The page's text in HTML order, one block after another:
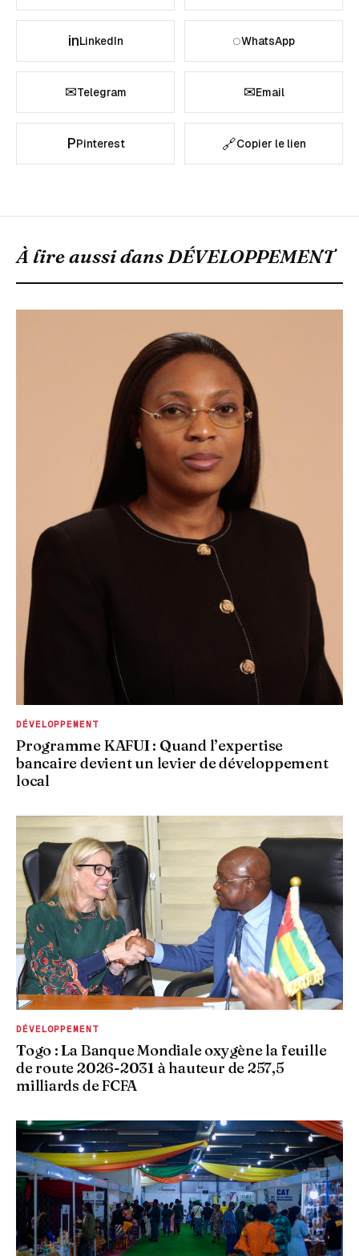
inLinkedIn ◌WhatsApp
✉Telegram ✉Email
PPinterest 🔗Copier le lien
À lire aussi dansDÉVELOPPEMENT
DÉVELOPPEMENT
Programme KAFUI : Quand l’expertise
bancaire devient un levier de développement
local
DÉVELOPPEMENT
Togo : La Banque Mondiale oxygène la feuille
de route 2026-2031 à hauteur de 257,5
milliards de FCFA